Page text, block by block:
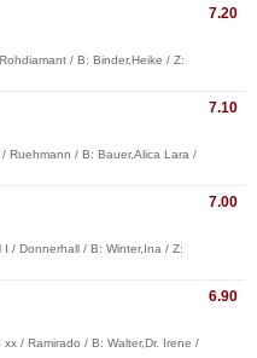
7.20
/ B: Binder,Heike / Z:
7.10
Ruehmann / B: Bauer,Alica Lara /
7.00
/ Donnerhall / B: Winter,Ina / Z:
6.90
/ Ramirado / B: Walter,Dr. Irene /